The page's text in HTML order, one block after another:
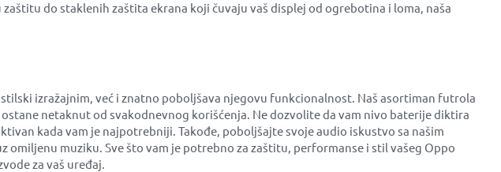
do staklenih zaštita ekrana koji čuvaju vaš displej od ogrebotina i loma, naša
izražajnim, već i znatno poboljšava njegovu funkcionalnost. Naš asortiman futrola
netaknut od svakodnevnog korišćenja. Ne dozvolite da vam nivo baterije diktira
kada vam je najpotrebniji. Takođe, poboljšajte svoje audio iskustvo sa našim
muziku. Sve što vam je potrebno za zaštitu, performanse i stil vašeg Oppo
za vaš uređaj.